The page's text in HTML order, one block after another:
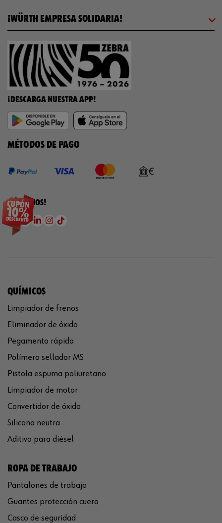
¡WÜRTH EMPRESA SOLIDARIA!
¡DESCARGA NUESTRA APP!
MÉTODOS DE PAGO
¡SÍGUENOS!
QUÍMICOS
Limpiador de frenos
Eliminador de óxido
Pegamento rápido
Polímero sellador MS
Pistola espuma poliuretano
Limpiador de motor
Convertidor de óxido
Silicona neutra
Aditivo para diésel
ROPA DE TRABAJO
Pantalones de trabajo
Guantes protección cuero
Casco de seguridad